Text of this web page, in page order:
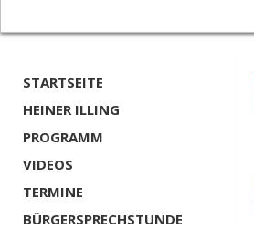
STARTSEITE
HEINER ILLING
PROGRAMM
VIDEOS
TERMINE
BÜRGERSPRECHSTUNDE